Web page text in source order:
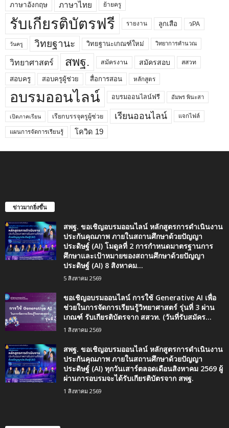
ภาษาอังกฤษ ภาษาไทย ย้ายครู
รับเกียรติบัตรฟรี รายงาน ลูกเสือ วPA
วันครู วิทยฐานะ วิทยฐานะเกณฑ์ใหม่ วิทยาการคำนวณ
วิทยาศาสตร์ สพฐ. สมัครงาน สมัครสอบ สสวท
สอบครู สอบครูผู้ช่วย สื่อการสอน หลักสูตร
อบรมออนไลน์ อบรมออนไลน์ฟรี อัมพร พินะสา
เปิดภาคเรียน เรียกบรรจุครูผู้ช่วย เรียนออนไลน์ แจกไฟล์
แผนการจัดการเรียนรู้ โควิด 19
ข่าวมากยิ่งขึ้น
สพฐ. ขอเชิญอบรมออนไลน์ หลักสูตรการดำเนินงาน
ประกันคุณภาพ ภายในสถานศึกษาด้วยปัญญา
ประดิษฐ์ (AI) โมดูลที่ 2 การกำหนดมาตรฐานการ
ศึกษาและเป้าหมายของสถานศึกษาด้วยปัญญา
ประดิษฐ์ (AI) 8 สิงหาคม...
5 สิงหาคม 2569
ขอเชิญอบรมออนไลน์ การใช้ Generative AI เพื่อ
ช่วยในการจัดการเรียนรู้วิทยาศาสตร์ รุ่นที่ 3 ผ่าน
เกณฑ์ รับเกียรติบัตรจาก สสวท. (วันที่รับสมัคร...
1 สิงหาคม 2569
สพฐ. ขอเชิญอบรมออนไลน์ หลักสูตรการดำเนินงาน
ประกันคุณภาพ ภายในสถานศึกษาด้วยปัญญา
ประดิษฐ์ (AI) ทุกวันเสาร์ตลอดเดือนสิงหาคม 2569 ผู้
ผ่านการอบรมจะได้รับเกียรติบัตรจาก สพฐ.
1 สิงหาคม 2569